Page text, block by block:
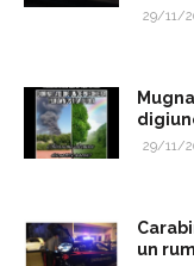
29/11/
29/11/
un